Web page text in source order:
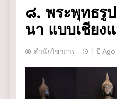
๘. พระพุทธรู
นา แบบเชียง
สำนักวิชาการ 1 ปี Ago